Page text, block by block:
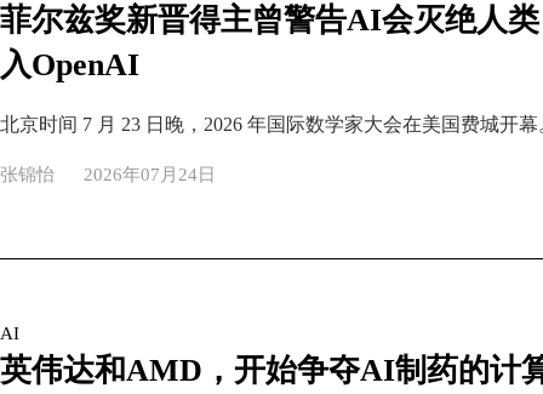
菲尔兹奖新晋得主曾警告AI会灭绝人
入OpenAI
张锦怡 2026年07月24日
AI
英伟达和AMD，开始争夺AI制药的计